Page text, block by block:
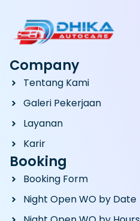
Company
Tentang Kami
Galeri Pekerjaan
Layanan
Karir
Booking
Booking Form
Night Open WO by Date